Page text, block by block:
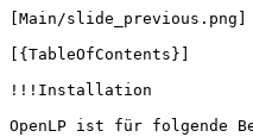
[Main/
[{TableOfContents}]
!!!Installation
OpenLP ist für folgende